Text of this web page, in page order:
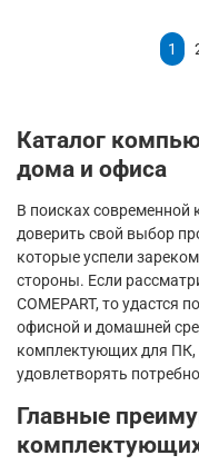
1
Каталог
дома и офиса
В поисках
доверить свой выбор
которые успели
стороны. Если
COMEPART, то удастся
офисной и домашней
комплектующих для ПК,
удовлетворять
Главные